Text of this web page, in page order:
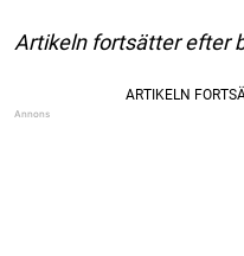
Artikeln fortsätter efter